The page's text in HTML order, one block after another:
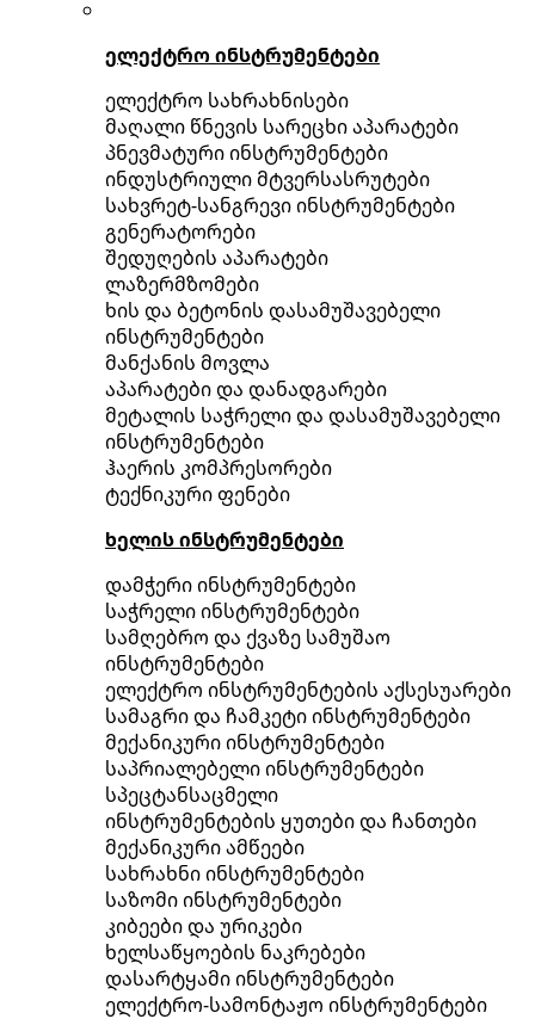
ელექტრო ინსტრუმენტები
ელექტრო სახრახნისები
მაღალი წნევის სარეცხი აპარატები
პნევმატური ინსტრუმენტები
ინდუსტრიული მტვერსასრუტები
სახვრეტ-სანგრევი ინსტრუმენტები
გენერატორები
შედუღების აპარატები
ლაზერმზომები
ხის და ბეტონის დასამუშავებელი
ინსტრუმენტები
მანქანის მოვლა
აპარატები და დანადგარები
მეტალის საჭრელი და დასამუშავებელი
ინსტრუმენტები
ჰაერის კომპრესორები
ტექნიკური ფენები
ხელის ინსტრუმენტები
დამჭერი ინსტრუმენტები
საჭრელი ინსტრუმენტები
სამღებრო და ქვაზე სამუშაო
ინსტრუმენტები
ელექტრო ინსტრუმენტების აქსესუარები
სამაგრი და ჩამკეტი ინსტრუმენტები
მექანიკური ინსტრუმენტები
საპრიალებელი ინსტრუმენტები
სპეცტანსაცმელი
ინსტრუმენტების ყუთები და ჩანთები
მექანიკური ამწეები
სახრახნი ინსტრუმენტები
საზომი ინსტრუმენტები
კიბეები და ურიკები
ხელსაწყოების ნაკრებები
დასარტყამი ინსტრუმენტები
ელექტრო-სამონტაჟო ინსტრუმენტები